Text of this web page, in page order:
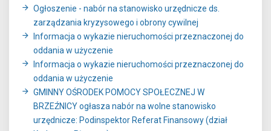
Ogłoszenie - nabór na stanowisko urzędnicze ds.
zarządzania kryzysowego i obrony cywilnej
Informacja o wykazie nieruchomości przeznaczonej do
oddania w użyczenie
Informacja o wykazie nieruchomości przeznaczonej do
oddania w użyczenie
GMINNY OŚRODEK POMOCY SPOŁECZNEJ W
BRZEŹNICY ogłasza nabór na wolne stanowisko
urzędnicze: Podinspektor Referat Finansowy (dział